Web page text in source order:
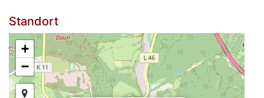
Standort
+
−